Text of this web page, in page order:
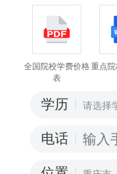
全国院校学费价格
表
重点
学历
电话